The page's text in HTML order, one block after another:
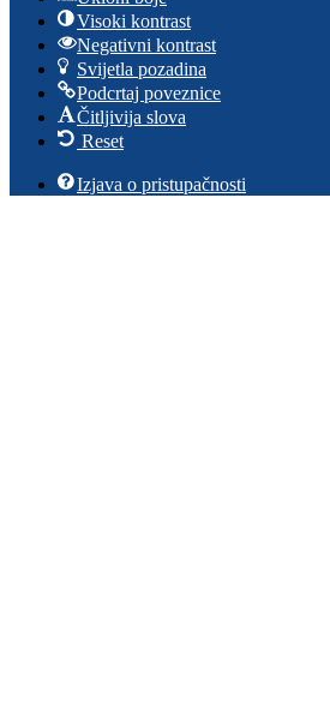
Visoki kontrast
Negativni kontrast
Svijetla pozadina
Podcrtaj poveznice
Čitljivija slova
Reset
Izjava o pristupačnosti